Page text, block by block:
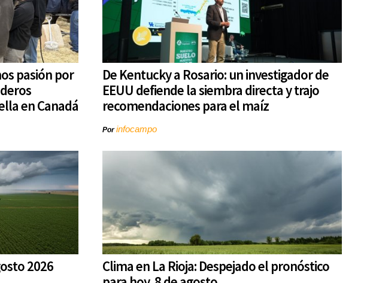
pasión por
en Canadá
De Kentucky a Rosario: un investigador de
EEUU defiende la siembra directa y trajo
recomendaciones para el maíz
Porinfocampo
2026
Clima en La Rioja: Despejado el pronóstico